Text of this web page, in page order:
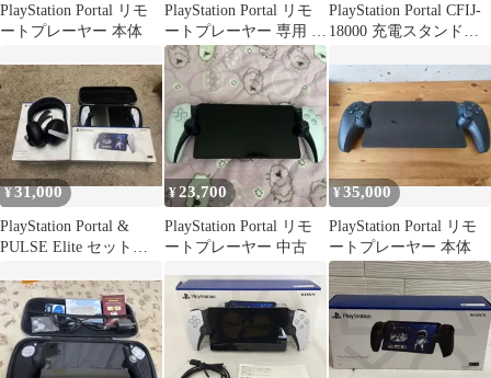
PlayStation Portal リモ
ートプレーヤー 本体
PlayStation Portal リモ
ートプレーヤー 専用 充
電スタンド
PlayStation Portal CFIJ-
18000 充電スタンド付
¥31,000
PlayStation Portal &
PULSE Elite セット
¥23,700
PlayStation Portal リモ
ートプレーヤー 中古
¥35,000
PlayStation Portal リモ
ートプレーヤー 本体